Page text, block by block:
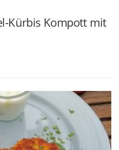
Kürbis Kompott mit